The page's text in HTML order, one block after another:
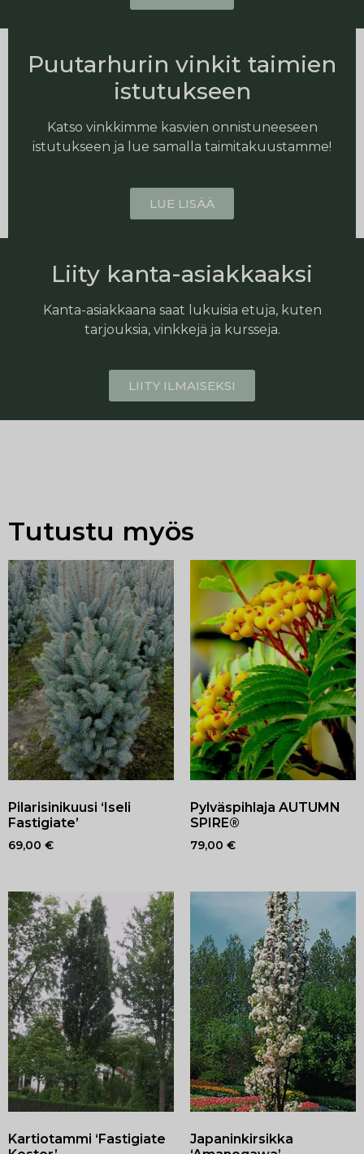
Puutarhurin vinkit taimien
istutukseen
Katso vinkkimme kasvien onnistuneeseen
istutukseen ja lue samalla taimitakuustamme!
LUE LISÄÄ
Liity kanta-asiakkaaksi
Kanta-asiakkaana saat lukuisia etuja, kuten
tarjouksia, vinkkejä ja kursseja.
LIITY ILMAISEKSI
Tutustu myös
Pilarisinikuusi ‘Iseli
Fastigiate’
69,00 €
Pylväspihlaja AUTUMN
SPIRE®
79,00 €
Kartiotammi ‘Fastigiate
Japaninkirsikka